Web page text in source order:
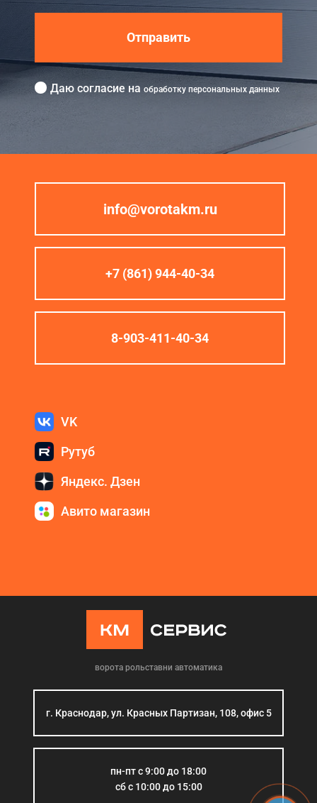
Отправить
Даю согласие на обработку персональных данных
info@vorotakm.ru
+7 (861) 944-40-34
8-903-411-40-34
VK
Рутуб
Яндекс. Дзен
Авито магазин
ворота рольставни автоматика
г. Краснодар, ул. Красных Партизан, 108, офис 5
пн-пт с 9:00 до 18:00
сб с 10:00 до 15:00